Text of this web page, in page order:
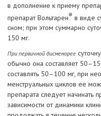
в дополнение к приему
препарат Вольтарен® в виде
сном; при этом суммарно
150 мг.
При первичной дисменорее
обычно она составляет
составлять 50–100 мг, при
менструальных циклов ее
препарата следует начинать
зависимости от динамики